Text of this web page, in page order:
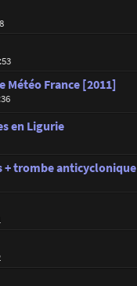
Météo France [2011]
en Ligurie
trombe anticyclonique